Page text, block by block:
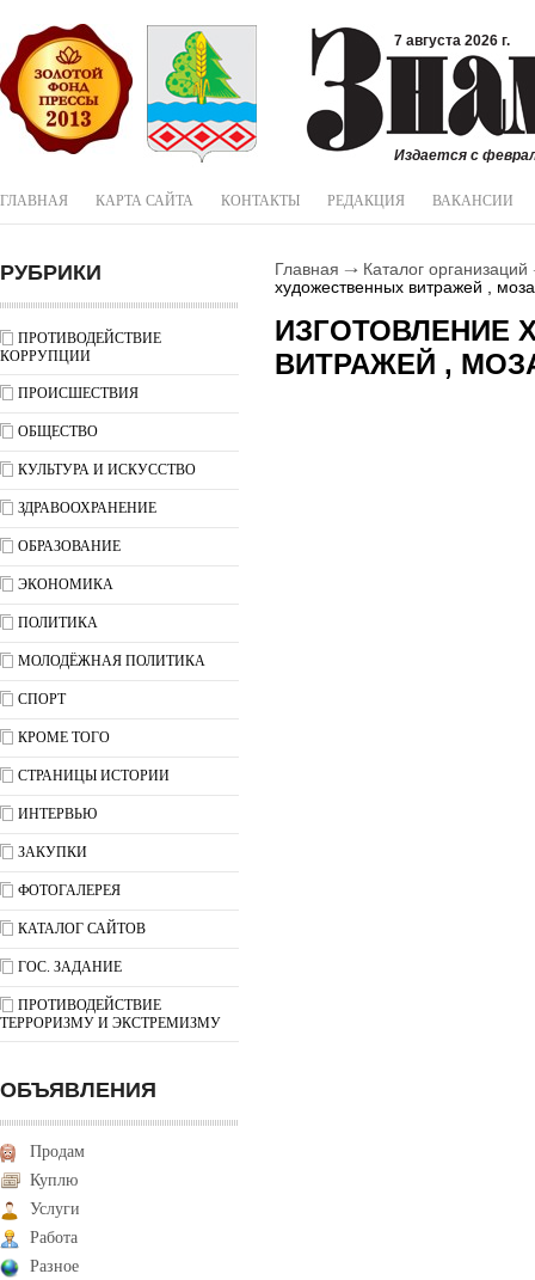
7 августа 2026 г.
Издается с
ГЛАВНАЯ КАРТА САЙТА КОНТАКТЫ РЕДАКЦИЯ ВАКАНСИИ
РУБРИКИ
ПРОТИВОДЕЙСТВИЕ
КОРРУПЦИИ
ПРОИСШЕСТВИЯ
ОБЩЕСТВО
КУЛЬТУРА И ИСКУССТВО
ЗДРАВООХРАНЕНИЕ
ОБРАЗОВАНИЕ
ЭКОНОМИКА
ПОЛИТИКА
МОЛОДЁЖНАЯ ПОЛИТИКА
СПОРТ
КРОМЕ ТОГО
СТРАНИЦЫ ИСТОРИИ
ИНТЕРВЬЮ
ЗАКУПКИ
ФОТОГАЛЕРЕЯ
КАТАЛОГ САЙТОВ
ГОС. ЗАДАНИЕ
ПРОТИВОДЕЙСТВИЕ
ТЕРРОРИЗМУ И ЭКСТРЕМИЗМУ
ОБЪЯВЛЕНИЯ
Продам
Куплю
Услуги
Работа
Разное
Главная
Каталог организаций
художественных витражей ,
ИЗГОТОВЛЕНИЕ
ВИТРАЖЕЙ ,